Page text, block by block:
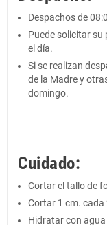
Despachos de
Puede solicitar
el día.
Si se realizan
de la Madre y
domingo.
Cuidado:
Cortar el tallo de
Cortar 1 cm. cada
Hidratar con agua